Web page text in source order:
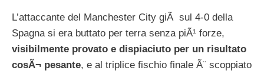
L’attaccante del Manchester City giÃ sul 4-0 della
Spagna si era buttato per terra senza piÃ¹ forze,
visibilmente provato e dispiaciuto per un risultato
cosÃ¬ pesante, e al triplice fischio finale Ã¨ scoppiato